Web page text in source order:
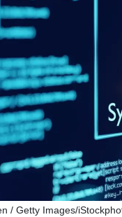
/ Getty Images/